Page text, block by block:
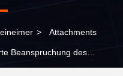
> Attachments
Beanspruchung des